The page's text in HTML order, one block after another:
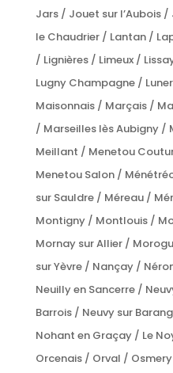
Jars / Jouet sur l’Aubois
le Chaudrier / Lantan /
/ Lignières / Limeux /
Lugny Champagne /
Maisonnais / Marçais /
/ Marseilles lès Aubigny /
Meillant / Menetou
Menetou Salon /
sur Sauldre / Méreau /
Montigny / Montlouis /
Mornay sur Allier /
sur Yèvre / Nançay /
Neuilly en Sancerre /
Barrois / Neuvy sur
Nohant en Graçay / Le
Orcenais / Orval /